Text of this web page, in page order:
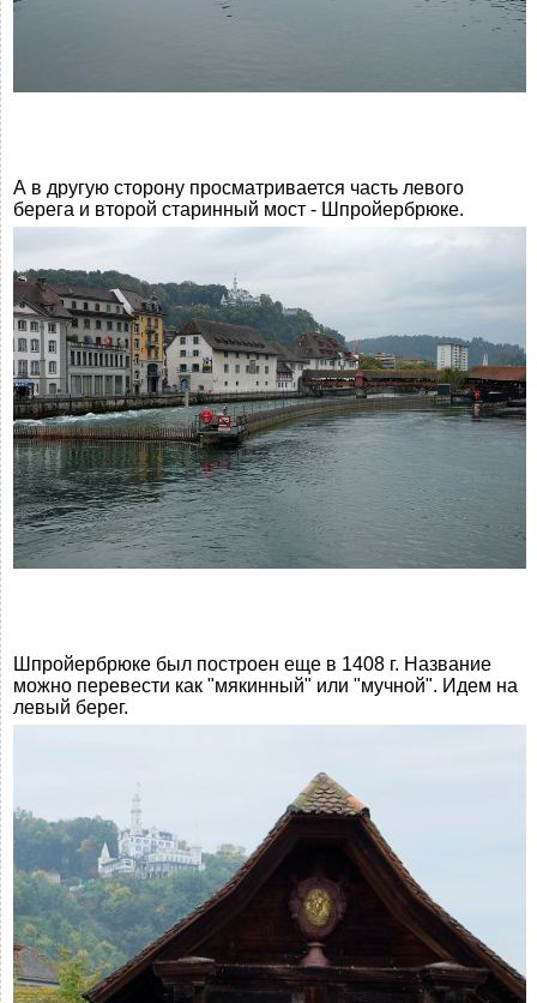
А в другую сторону просматривается часть левого
берега и второй старинный мост - Шпройербрюке.
Шпройербрюке был построен еще в 1408 г. Название
можно перевести как "мякинный" или "мучной". Идем на
левый берег.